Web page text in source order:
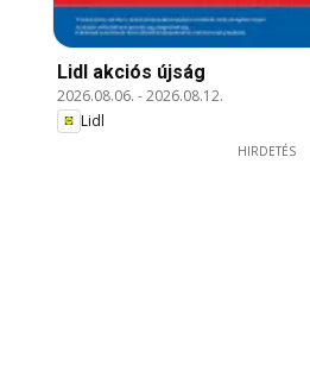
Lidl akciós újság
2026.08.06. -2026.08.12.
Lidl
HIRDETÉS